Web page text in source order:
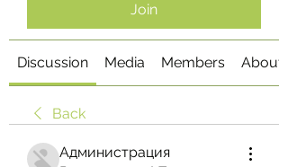
Join
Discussion Media Members About
Back
Администрация